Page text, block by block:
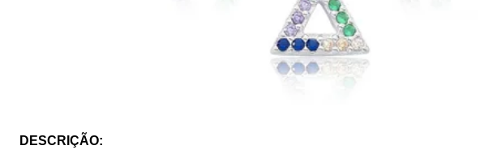
DESCRIÇÃO: